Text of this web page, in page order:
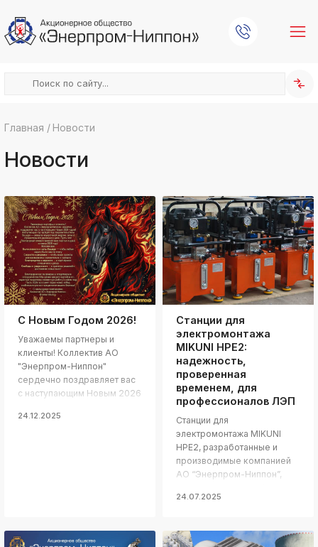
k
ksldkfjsdlfkjsls;ldfkgjsdl;kfkфыва
k
ksldkfjsdlfkjsls;ldfkgjsdl;kfkфыва
k
ksldkfjsdlfkjsls;ldfkgjsdl;kfkфыва
k
ksldkfjsdlfkjsls;ldfkgjsdl;kfkфыва
k
ksldkfjsdlfkjsls;ldfkgjsdl;kfkфыва
k
ksldkfjsdlfkjsls;ldfkgjsdl;kfkфыва
ksldkfjsdlfkjsls;ldfkgjsdl;kfkфыва
k
ksldkfjsdlfkjsls;ldfkgjsdl;kfkфыва
Главная / Новости
Новости
С Новым Годом 2026!
Уважаемы партнеры и
клиенты! Коллектив АО
"Энерпром-Ниппон"
сердечно поздравляет вас
с наступающим Новым 2026
24.12.2025
Станции для
электромонтажа
MIKUNI HPE2:
надежность,
проверенная
временем, для
профессионалов ЛЭП
Станции для
электромонтажа MIKUNI
HPE2, разработанные и
производимые компанией
АО “Энерпром-Ниппон”,
оптимальное решение для
электромонтажников,
сочетающее в себе
24.07.2025